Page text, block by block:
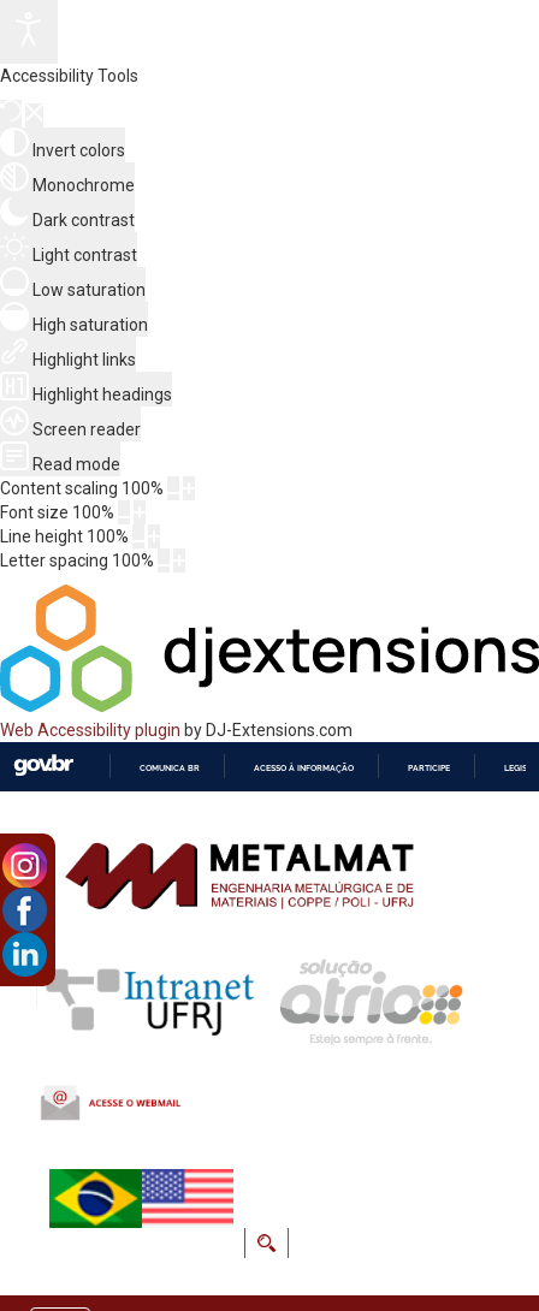
Accessibility Tools
Invert colors
Monochrome
Dark contrast
Light contrast
Low saturation
High saturation
Highlight links
Highlight headings
Screen reader
Read mode
Content scaling 100%
Font size 100%
Line height 100%
Letter spacing 100%
Web Accessibility plugin by DJ-Extensions.com
CONTEÚDO
COMUNICA BR ACESSO À INFORMAÇÃO PARTICIPE